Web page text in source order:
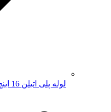
لوله پلی اتیلن 16 اینچ (400 میلیمتر)